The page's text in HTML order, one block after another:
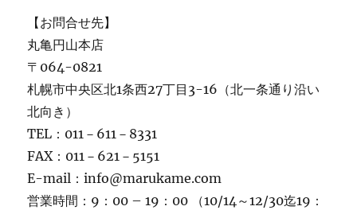
【お問合せ先】
丸亀円山本店
〒064-0821
札幌市中央区北1条西27丁目3-16（北一条通り沿い
北向き）
TEL：011－611－8331
FAX：011－621－5151
E-mail：info@marukame.com
営業時間：9：00 – 19：00 （10/14～12/30迄19：